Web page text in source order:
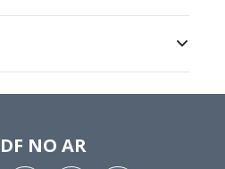
DF NO AR